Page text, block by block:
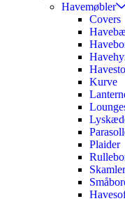
Havemøbler
Covers
Kurve
Plaider
Skamler